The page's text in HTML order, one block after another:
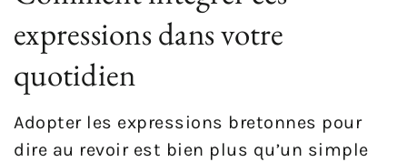
expressions dans votre
quotidien
Adopter les expressions bretonnes pour
dire au revoir est bien plus qu’un simple